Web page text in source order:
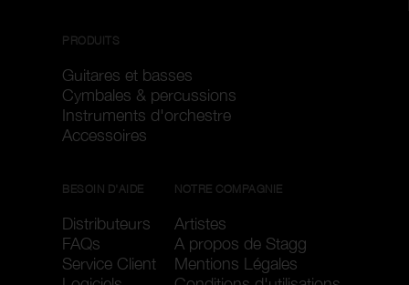
PRODUITS
Guitares et basses
Cymbales & percussions
Instruments d'orchestre
Accessoires
BESOIN D'AIDE
Distributeurs
FAQs
Service Client
NOTRE COMPAGNIE
Artistes
A propos de Stagg
Mentions Légales